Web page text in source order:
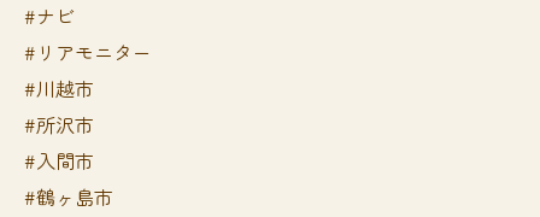
#ナビ
#リアモニター
#川越市
#所沢市
#入間市
#鶴ヶ島市